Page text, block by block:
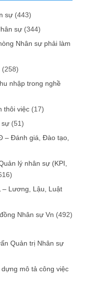
sự (443)
sự (344)
Nhân sự phải làm
(258)
nhập trong nghề
thôi việc (17)
sự (51)
– Đánh giá, Đào tạo,
lý nhân sự (KPI,
– Lương, Lậu, Luật
Nhân sự Vn (492)
Quản trị Nhân sự
mô tả công việc